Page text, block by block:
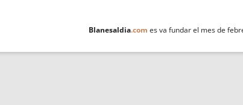
Blanesaldia.com es va fundar el mes de